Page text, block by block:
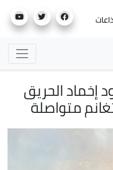
إخماد الحريق
متواصلة